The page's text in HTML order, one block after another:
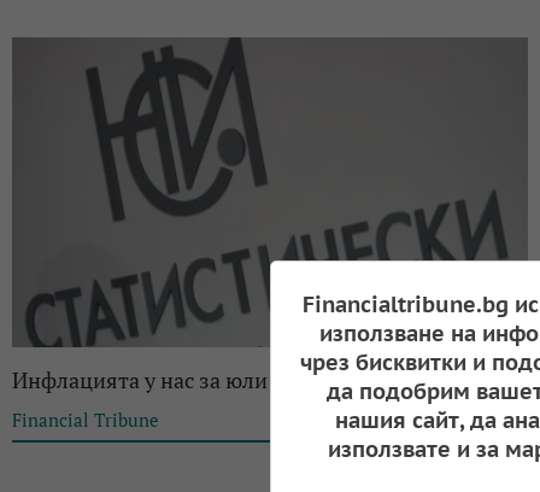
Инфлацията у нас за юли е 1,7%
Financial Tribune 11:44, 15.08.2025
Financialtribune.bg
използване на
чрез бисквитки и
да подобрим
нашия сайт, да
използвате и за